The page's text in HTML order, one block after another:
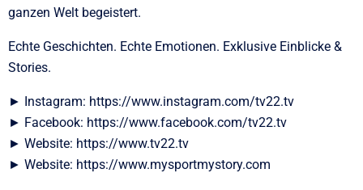
ganzen Welt begeistert.
Echte Geschichten. Echte Emotionen. Exklusive Einblicke &
Stories.
► Instagram: https://www.instagram.com/tv22.tv
► Facebook: https://www.facebook.com/tv22.tv
► Website: https://www.tv22.tv
► Website: https://www.mysportmystory.com